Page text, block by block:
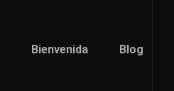
Bienvenida Blog